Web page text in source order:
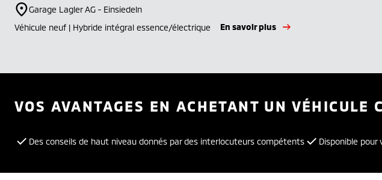
Garage Lagler AG - Einsiedeln
Véhicule neuf | Hybride intégral essence/électrique
En savoir plus
VOS AVANTAGES EN ACHETANT UN VÉHICULE
Des conseils de haut niveau donnés par des interlocuteurs compétents Disponible